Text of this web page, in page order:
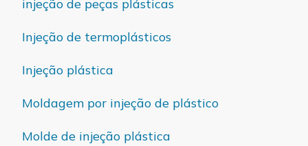
injeção de peças plásticas
Injeção de termoplásticos
Injeção plástica
Moldagem por injeção de plástico
Molde de injeção plástica